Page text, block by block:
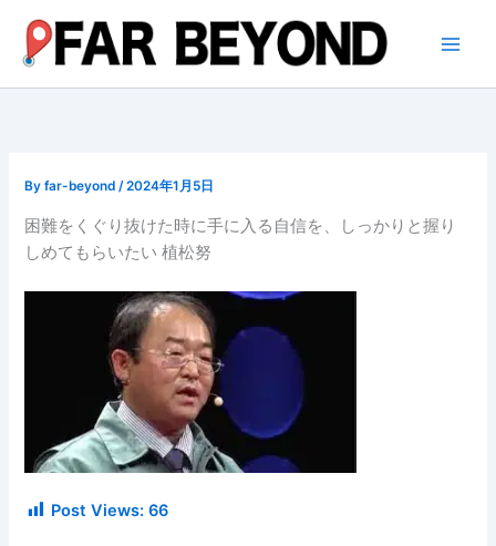
ス
Byfar-beyond/2024年1月5日
困難をくぐり抜けた時に手に入る自信を、しっかりと握り
しめてもらいたい 植松努
Post Views: 66